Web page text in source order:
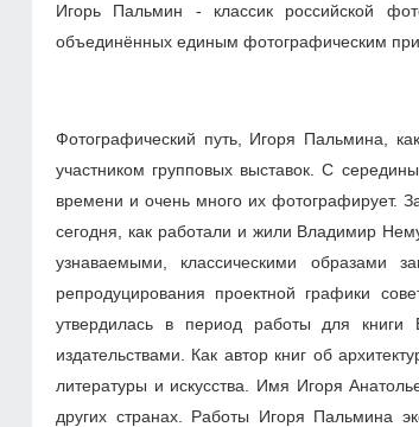
Игорь Пальмин - классик российской
объединённых единым фотографическим
Фотографический путь, Игоря Пальмина,
участником групповых выставок. С
времени и очень много их фотографирует.
сегодня, как работали и жили Владимир
узнаваемыми, классическими образами
репродуцирования проектной графики
утвердилась в период работы для
издательствами. Как автор книг об
литературы и искусства. Имя Игоря
других странах. Работы Игоря Пальмина